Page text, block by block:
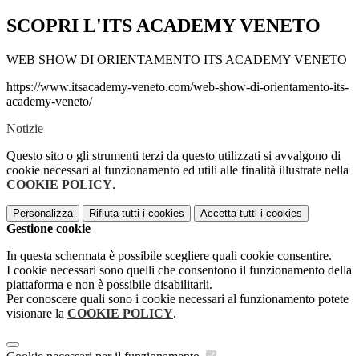
SCOPRI L'ITS ACADEMY VENETO
WEB SHOW DI ORIENTAMENTO ITS ACADEMY VENETO
https://www.itsacademy-veneto.com/web-show-di-orientamento-its-
academy-veneto/
Notizie
Questo sito o gli strumenti terzi da questo utilizzati si avvalgono di
cookie necessari al funzionamento ed utili alle finalità illustrate nella
COOKIE POLICY.
Personalizza Rifiuta tutti i cookies Accetta tutti i cookies
Gestione cookie
In questa schermata è possibile scegliere quali cookie consentire.
I cookie necessari sono quelli che consentono il funzionamento della
piattaforma e non è possibile disabilitarli.
Per conoscere quali sono i cookie necessari al funzionamento potete
visionare la COOKIE POLICY.